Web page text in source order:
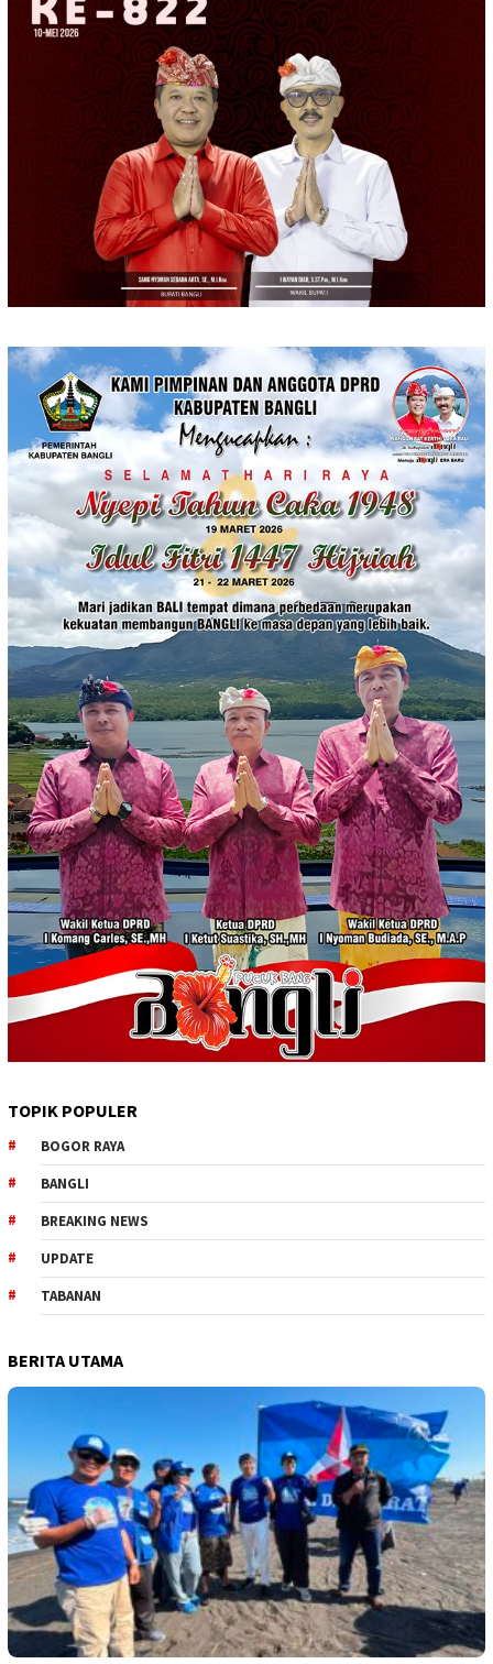
TOPIK POPULER
BOGOR RAYA
BANGLI
BREAKING NEWS
UPDATE
TABANAN
BERITA UTAMA